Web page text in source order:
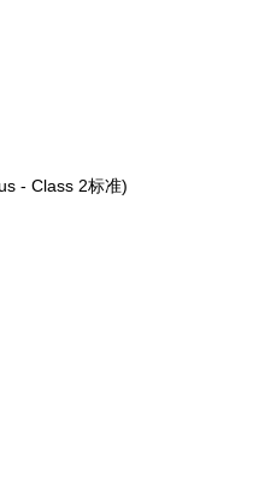
- Class 2标准)